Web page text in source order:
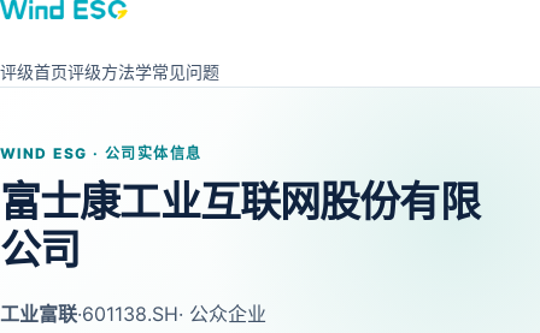
评级首页评级方法学常见问题
WIND ESG · 公司实体信息
富士康工业互联网股份有限
公司
工业富联·601138.SH· 公众企业